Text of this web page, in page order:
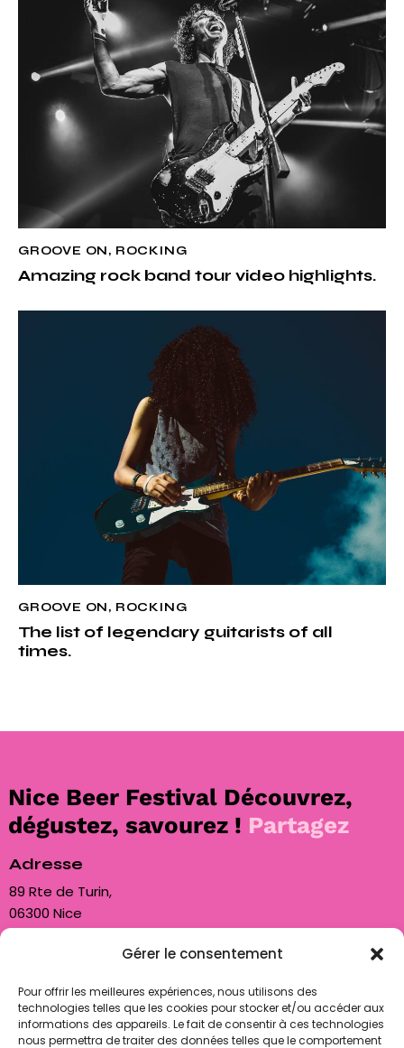
Gérer le consentement
Pour offrir les meilleures expériences, nous utilisons des
technologies telles que les cookies pour stocker et/ou accéder aux
informations des appareils. Le fait de consentir à ces technologies
nous permettra de traiter des données telles que le comportement
GROOVE ON, ROCKING
Amazing rock band tour video highlights.
GROOVE ON, ROCKING
The list of legendary guitarists of all
times.
Nice Beer Festival Découvrez,
dégustez, savourez ! Partagez
Adresse
89 Rte de Turin,
06300 Nice
Nous contacter
contact@biam06.fr
+33 7 50 85 80 89